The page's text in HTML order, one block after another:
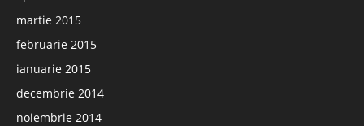
martie 2015
februarie 2015
ianuarie 2015
decembrie 2014
noiembrie 2014